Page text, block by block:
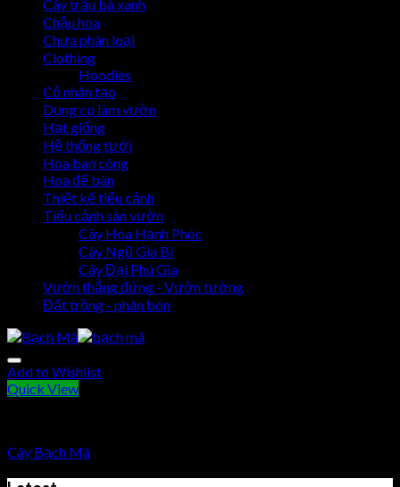
Cây trầu bà xanh
Chậu hoa
Chưa phân loại
Clothing
Hoodies
Cỏ nhân tạo
Dụng cụ làm vườn
Hạt giống
Hệ thống tưới
Hoa ban công
Hoa để bàn
Thiết kế tiểu cảnh
Tiểu cảnh sân vườn
Cây Hoa Hạnh Phúc
Cây Ngũ Gia Bì
Cây Đại Phú Gia
Vườn thẳng đứng - Vườn tường
Đất trồng - phân bón
Add to Wishlist
Quick View
Cây Bạch Mã